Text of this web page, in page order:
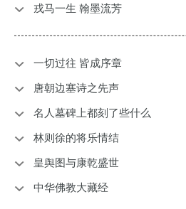
戎马一生 翰墨流芳
一切过往 皆成序章
唐朝边塞诗之先声
名人墓碑上都刻了些什么
林则徐的将乐情结
皇舆图与康乾盛世
中华佛教大藏经